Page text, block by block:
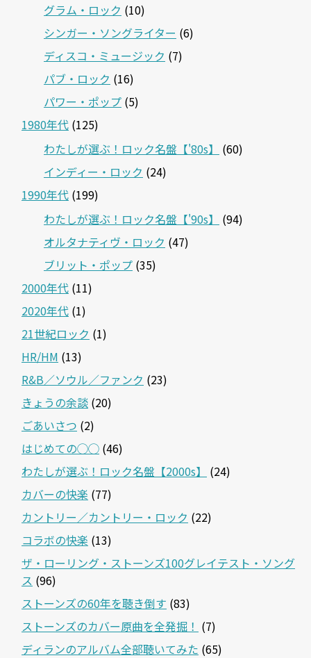
グラム・ロック (10)
シンガー・ソングライター (6)
ディスコ・ミュージック (7)
パブ・ロック (16)
パワー・ポップ (5)
1980年代 (125)
わたしが選ぶ！ロック名盤【'80s】
(60)
インディー・ロック (24)
1990年代 (199)
わたしが選ぶ！ロック名盤【'90s】
(94)
オルタナティヴ・ロック (47)
ブリット・ポップ (35)
2000年代 (11)
2020年代 (1)
21世紀ロック (1)
HR/HM (13)
R&B／ソウル／ファンク (23)
きょうの余談 (20)
ごあいさつ (2)
はじめての◯◯ (46)
わたしが選ぶ！ロック名盤【2000s】
(24)
カバーの快楽 (77)
カントリー／カントリー・ロック (22)
コラボの快楽 (13)
ザ・ローリング・ストーンズ100グレイテスト・ソング
ス (96)
ストーンズの60年を聴き倒す (83)
ストーンズのカバー原曲を全発掘！ (7)
ディランのアルバム全部聴いてみた (65)